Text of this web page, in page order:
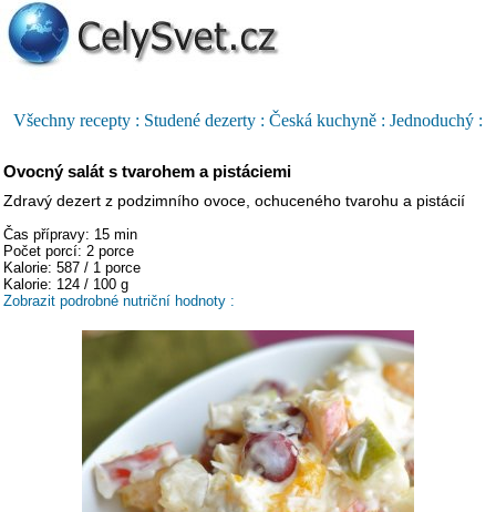
Všechny recepty : Studené dezerty : Česká kuchyně : Jednoduchý :
Ovocný salát s tvarohem a pistáciemi
Zdravý dezert z podzimního ovoce, ochuceného tvarohu a pistácií
Čas přípravy: 15 min
Počet porcí: 2 porce
Kalorie: 587 / 1 porce
Kalorie: 124 / 100 g
Zobrazit podrobné nutriční hodnoty :